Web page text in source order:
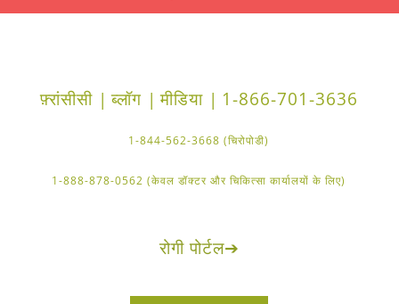
फ़्रांसीसी | ब्लॉग | मीडिया | 1-866-701-3636
1-844-562-3668 (चिरोपोडी)
1-888-878-0562 (केवल डॉक्टर और चिकित्सा कार्यालयों के लिए)
रोगी पोर्टल➔